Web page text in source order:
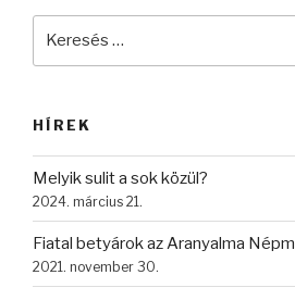
HÍREK
Melyik sulit a sok közül?
2024. március 21.
Fiatal betyárok az Aranyalma
2021. november 30.